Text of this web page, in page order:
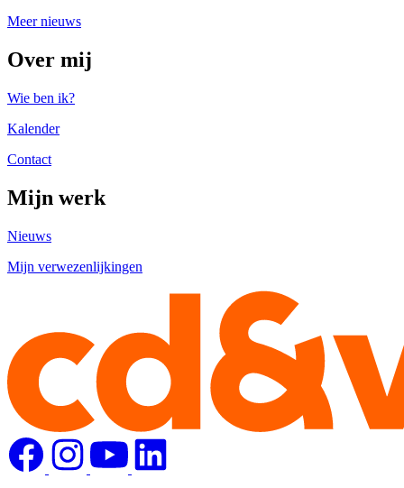
Meer nieuws
Over mij
Wie ben ik?
Kalender
Contact
Mijn werk
Nieuws
Mijn verwezenlijkingen